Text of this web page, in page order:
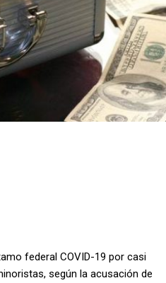
federal COVID-19 por casi
según la acusación de